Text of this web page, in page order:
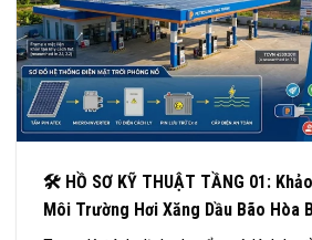
🛠 HỒ SƠ KỸ THUẬT TẦNG 01:
Môi Trường Hơi Xăng Dầu Bão Hòa